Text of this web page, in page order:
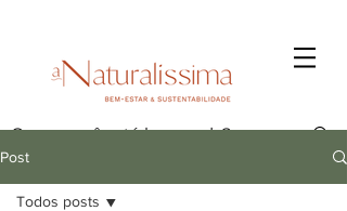
Post
Todos posts